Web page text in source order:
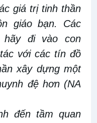
giá trị tinh thần
giáo bạn. Các
hãy đi vào con
với các tín đồ
xây dựng một
đệ hơn (NA
đến tầm quan